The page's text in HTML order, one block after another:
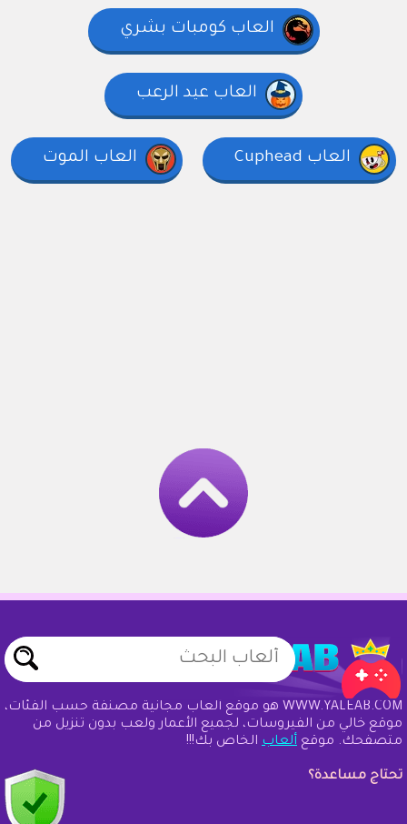
العاب كومبات بشري
العاب عيد الرعب
العاب Cuphead العاب الموت
WWW.YALEAB.COM هو موقع ألعاب مجانية مصنفة حسب الفئات،
موقع خالي من الفيروسات، لجميع الأعمار ولعب بدون تنزيل من
متصفحك. موقع ألعاب الخاص بك!!!
تحتاج مساعدة؟